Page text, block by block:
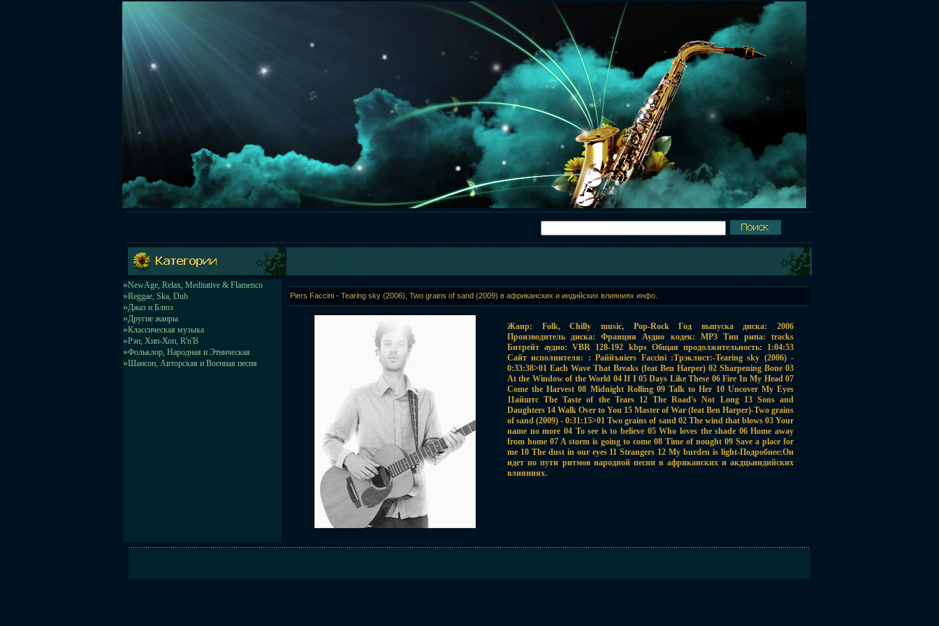
»NewAge, Relax, Meditative & Flamenco
»Reggae, Ska, Dub
»Джаз и Блюз
»Другие жанры
»Классическая музыка
»Рэп, Хип-Хоп, R'n'B
»Фольклор, Народная и Этническая
»Шансон, Авторская и Военная песня
Piers Faccini - Tearing sky (2006), Two grains of sand (2009) в африканских и индийских влияниях инфо.
Жанр: Folk, Chilly music, Pop-Rock Год выпуска диска: 2006
Производитель диска: Франция Аудио кодек: MP3 Тип рипа: tracks
Битрейт аудио: VBR 128-192 kbps Общая продолжительность: 1:04:53
Сайт исполнителя: : Pаййъяiers Faccini :Трэклист:-Tearing sky (2006) -
0:33:38>01 Each Wave That Breaks (feat Ben Harper) 02 Sharpening Bone 03
At the Window of the World 04 If I 05 Days Like These 06 Fire In My Head 07
Come the Harvest 08 Midnight Rolling 09 Talk to Her 10 Uncover My Eyes
11айштс The Taste of the Tears 12 The Road's Not Long 13 Sons and
Daughters 14 Walk Over to You 15 Master of War (feat Ben Harper)-Two grains
of sand (2009) - 0:31:15>01 Two grains of sand 02 The wind that blows 03 Your
name no more 04 To see is to believe 05 Who loves the shade 06 Home away
from home 07 A storm is going to come 08 Time of nought 09 Save a place for
me 10 The dust in our eyes 11 Strangers 12 My burden is light-Подробнее:Он
идет по пути ритмов народной песни в африканских и акдцьиндийских
влияниях.